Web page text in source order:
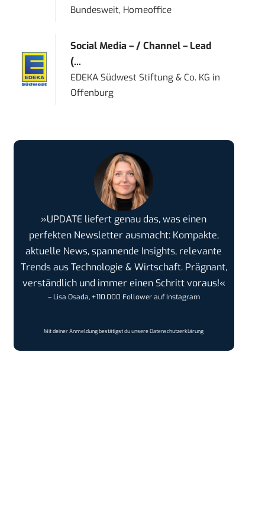
Bundesweit, Homeoffice
Social Media – / Channel – Lead
(...
EDEKA Südwest Stiftung & Co. KG in
Offenburg
»UPDATE liefert genau das, was einen
perfekten Newsletter ausmacht: Kompakte,
aktuelle News, spannende Insights, relevante
Trends aus Technologie & Wirtschaft. Prägnant,
verständlich und immer einen Schritt voraus!«
– Lisa Osada, +110.000 Follower auf Instagram
Mit deiner Anmeldung bestätigst du unsereDatenschutzerklärung